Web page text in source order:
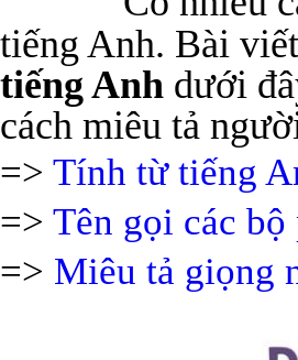
tiếng Anh. Bài viết
tiếng Anh dưới
cách miêu tả
=> Tính từ tiếng
=> Tên gọi các
=> Miêu tả giọng